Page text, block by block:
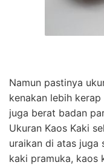
Namun pastinya
kenakan lebih
juga berat badan
Ukuran Kaos Kaki
uraikan di atas juga
kaki pramuka, kaos